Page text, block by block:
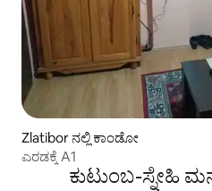
Zlatibor ನಲ್ಲಿ ಕಾಂಡೋ
ಎರಡಕ್ಕೆ A1
ಕುಟುಂಬ-ಸ್ನೇಹಿ